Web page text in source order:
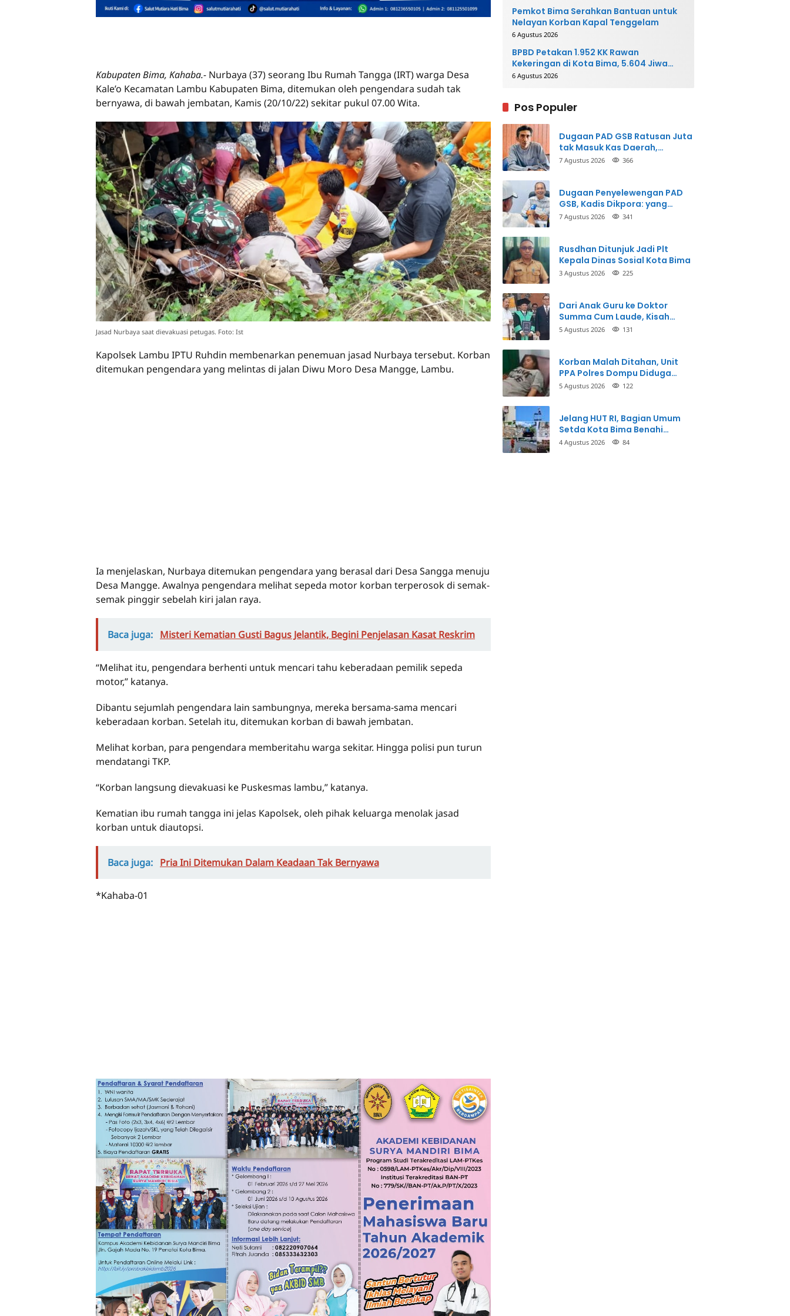
Kabupaten Bima, Kahaba.- Nurbaya (37) seorang Ibu Rumah Tangga (IRT) warga Desa
Kale’o Kecamatan Lambu Kabupaten Bima, ditemukan oleh pengendara sudah tak
bernyawa, di bawah jembatan, Kamis (20/10/22) sekitar pukul 07.00 Wita.
Jasad Nurbaya saat dievakuasi petugas. Foto: Ist
Kapolsek Lambu IPTU Ruhdin membenarkan penemuan jasad Nurbaya tersebut. Korban
ditemukan pengendara yang melintas di jalan Diwu Moro Desa Mangge, Lambu.
Ia menjelaskan, Nurbaya ditemukan pengendara yang berasal dari Desa Sangga menuju
Desa Mangge. Awalnya pengendara melihat sepeda motor korban terperosok di semak-
semak pinggir sebelah kiri jalan raya.
Baca juga: Misteri Kematian Gusti Bagus Jelantik, Begini Penjelasan Kasat Reskrim
“Melihat itu, pengendara berhenti untuk mencari tahu keberadaan pemilik sepeda
motor,” katanya.
Dibantu sejumlah pengendara lain sambungnya, mereka bersama-sama mencari
keberadaan korban. Setelah itu, ditemukan korban di bawah jembatan.
Melihat korban, para pengendara memberitahu warga sekitar. Hingga polisi pun turun
mendatangi TKP.
“Korban langsung dievakuasi ke Puskesmas lambu,” katanya.
Kematian ibu rumah tangga ini jelas Kapolsek, oleh pihak keluarga menolak jasad
korban untuk diautopsi.
Baca juga: Pria Ini Ditemukan Dalam Keadaan Tak Bernyawa
*Kahaba-01
Pemkot Bima Serahkan Bantuan untuk
Nelayan Korban Kapal Tenggelam
6 Agustus 2026
BPBD Petakan 1.952 KK Rawan
Kekeringan di Kota Bima, 5.604 Jiwa
Berpotensi Terdampak
6 Agustus 2026
Pos Populer
Dugaan PAD GSB Ratusan Juta
tak Masuk Kas Daerah,
Inspektorat Panggil Pihak
7 Agustus 2026 366
Dugaan Penyelewengan PAD
GSB, Kadis Dikpora: yang
Bersangkutan Akui
7 Agustus 2026 341
Rusdhan Ditunjuk Jadi Plt
Kepala Dinas Sosial Kota Bima
3 Agustus 2026 225
Dari Anak Guru ke Doktor
Summa Cum Laude, Kisah
Taman Firdaus Menginspirasi
5 Agustus 2026 131
Korban Malah Ditahan, Unit
PPA Polres Dompu Diduga
Balikkan Fakta Kasus
5 Agustus 2026 122
Jelang HUT RI, Bagian Umum
Setda Kota Bima Benahi
Kantor Pemkot
4 Agustus 2026 84